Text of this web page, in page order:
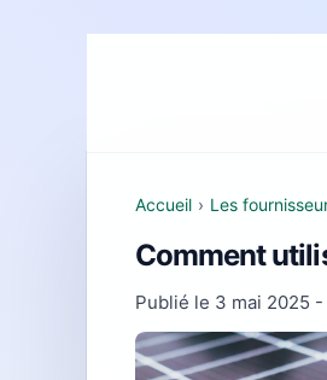
Accueil › Les
Comment
Publié le 3 mai 2025 -